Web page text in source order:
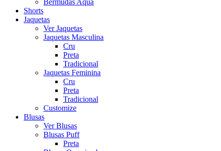
Bermudas Aqua
Shorts
Jaquetas
Ver Jaquetas
Jaquetas Masculina
Cru
Preta
Tradicional
Jaquetas Feminina
Cru
Preta
Tradicional
Customize
Blusas
Ver Blusas
Blusas Puff
Preta